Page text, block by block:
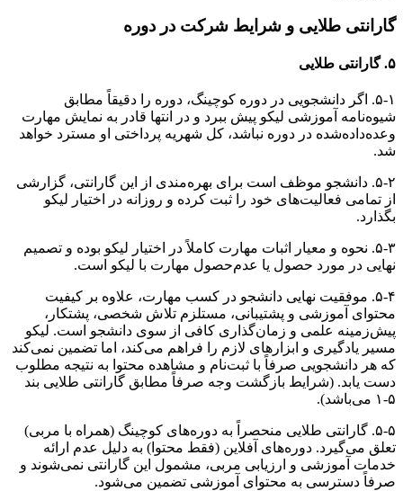
گارانتی طلایی و شرایط شرکت در دوره
۵. گارانتی طلایی
۵-۱. اگر دانشجویی در دوره کوچینگ، دوره را دقیقاً مطابق
شیوه‌نامه آموزشی لیکو پیش ببرد و در انتها قادر به نمایش مهارت
وعده‌داده‌شده در دوره نباشد، کل شهریه پرداختی او مسترد خواهد
شد.
۵-۲. دانشجو موظف است برای بهره‌مندی از این گارانتی، گزارشی
از تمامی فعالیت‌های خود را ثبت کرده و روزانه در اختیار لیکو
بگذارد.
۵-۳. نحوه و معیار اثبات مهارت کاملاً در اختیار لیکو بوده و تصمیم
نهایی در مورد حصول یا عدم‌حصول مهارت با لیکو است.
۵-۴. موفقیت نهایی دانشجو در کسب مهارت، علاوه بر کیفیت
محتوای آموزشی و پشتیبانی، مستلزم تلاش شخصی، پشتکار،
پیش‌زمینه علمی و زمان‌گذاری کافی از سوی دانشجو است. لیکو
مسیر یادگیری و ابزارهای لازم را فراهم می‌کند، اما تضمین نمی‌کند
که هر دانشجویی صرفاً با ثبت‌نام و مشاهده محتوا به نتیجه مطلوب
دست یابد. (شرایط بازگشت وجه صرفاً مطابق گارانتی طلایی بند
۵-۱ می‌باشد).
۵-۵. گارانتی طلایی منحصراً به دوره‌های کوچینگ (همراه با مربی)
تعلق می‌گیرد. دوره‌های آفلاین (فقط محتوا) به دلیل عدم ارائه
خدمات آموزشی و ارزیابی مربی، مشمول این گارانتی نمی‌شوند و
صرفاً دسترسی به محتوای آموزشی تضمین می‌شود.